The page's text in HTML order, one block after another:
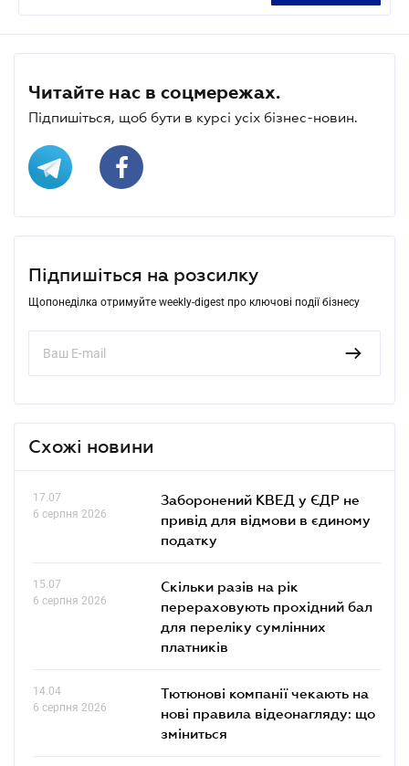
Читайте нас в соцмережах.
Підпишіться, щоб бути в курсі усіх бізнес-новин.
Підпишіться на розсилку
Щопонеділка отримуйте weekly-digest про ключові події бізнесу
Схожі новини
17.07
6 серпня 2026
Заборонений КВЕД у ЄДР не
привід для відмови в єдиному
податку
15.07
6 серпня 2026
Скільки разів на рік
перераховують прохідний бал
для переліку сумлінних
платників
14.04
6 серпня 2026
Тютюнові компанії чекають на
нові правила відеонагляду: що
зміниться